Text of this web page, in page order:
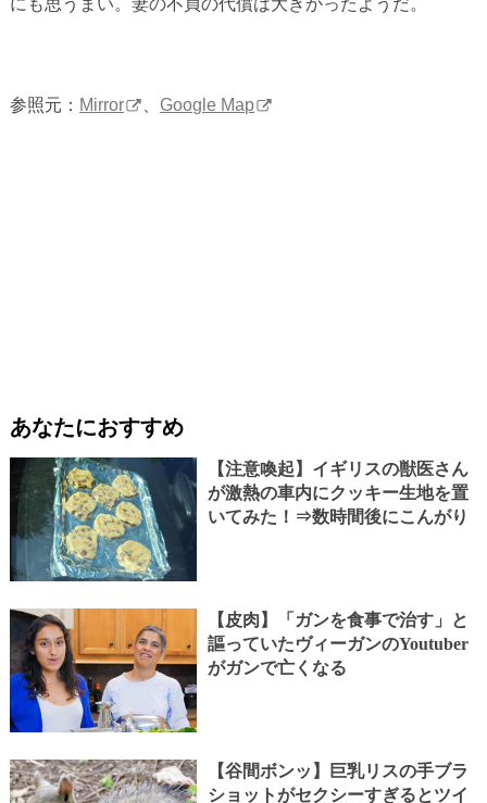
参照元： Mirror Google Map
あなたにおすすめ
【注意喚起】イギリスの獣医さん
が激熱の車内にクッキー生地を置
いてみた！⇒数時間後にこんがり
【皮肉】「ガンを食事で治す」と
謳っていたヴィーガンのYoutuber
がガンで亡くなる
【谷間ボンッ】巨乳リスの手ブラ
ショットがセクシーすぎるとツイ